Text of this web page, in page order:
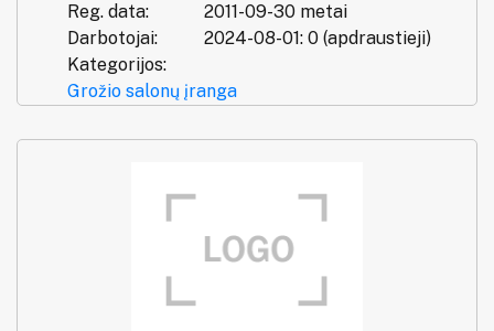
Reg. data:
2011-09-30 metai
Darbotojai:
2024-08-01: 0 (apdraustieji)
Kategorijos:
Grožio salonų įranga